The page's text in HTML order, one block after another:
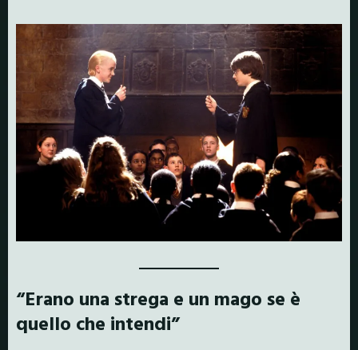
“Erano una strega e un mago se è
quello che intendi”